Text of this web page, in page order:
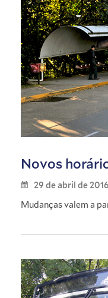
Novos
29 de abril de 2016
Mudanças valem a